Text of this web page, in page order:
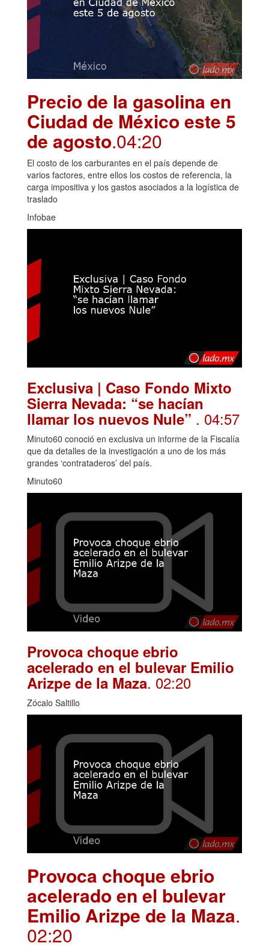
Precio de la gasolina en
Ciudad de México este 5
de agosto.04:20
El costo de los carburantes en el país depende de
varios factores, entre ellos los costos de referencia, la
carga impositiva y los gastos asociados a la logística de
traslado
Infobae
Exclusiva | Caso Fondo Mixto
Sierra Nevada: “se hacían
llamar los nuevos Nule” . 04:57
Minuto60 conoció en exclusiva un informe de la Fiscalía
que da detalles de la investigación a uno de los más
grandes ‘contrataderos’ del país.
Minuto60
Provoca choque ebrio
acelerado en el bulevar Emilio
Arizpe de la Maza. 02:20
Zócalo Saltillo
Provoca choque ebrio
acelerado en el bulevar
Emilio Arizpe de la Maza.
02:20